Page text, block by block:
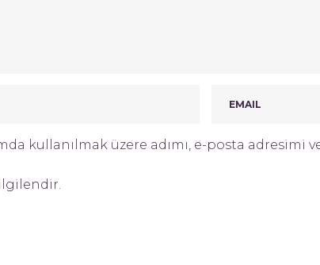
kullanılmak üzere adımı, e-posta adresimi